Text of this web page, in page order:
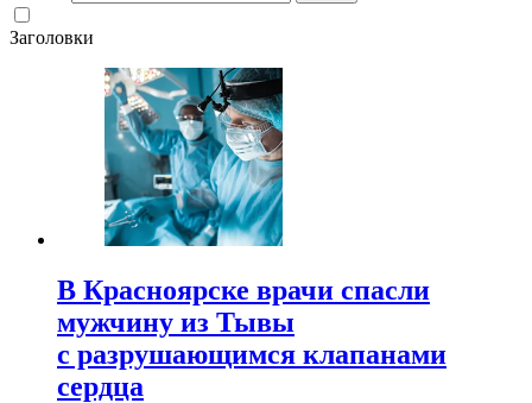
Заголовки
В Красноярске врачи спасли
мужчину из Тывы
с разрушающимся клапанами
сердца